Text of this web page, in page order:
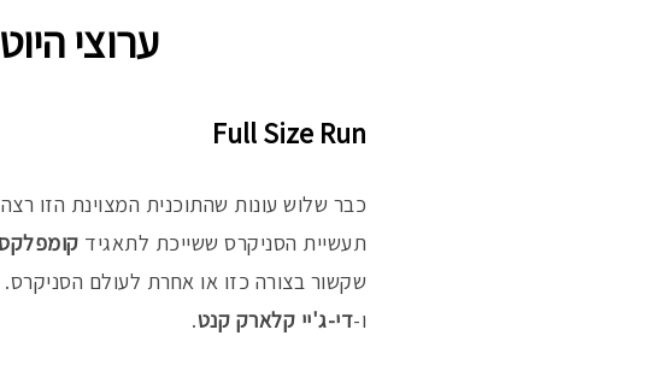
ערוצי
Full Size Run
תעשיית הסניקרס ששייכת לתאגיד
שקשור בצורה כזו או אחרת לעולם הסניקרס.
ו-די-ג'יי קלארק קנט.